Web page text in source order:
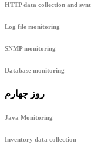
HTTP data collection and
Log file monitoring
SNMP monitoring
Database monitoring
روز چهارم
Java Monitoring
Inventory data collection